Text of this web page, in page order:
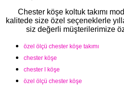
Chester köşe koltuk takımı
kalitede size özel seçeneklerle
siz değerli müşterilerimize
özel ölçü chester köşe takımı
chester köşe
chester l köşe
özel ölçü chester köşe